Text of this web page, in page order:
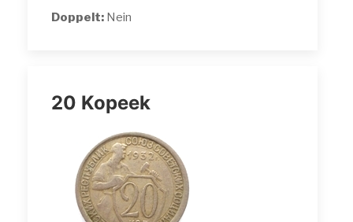
Doppelt: Nein
20 Kopeek